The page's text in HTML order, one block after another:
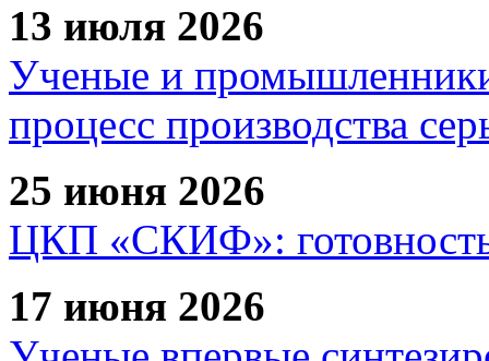
13 июля 2026
Ученые и
процесс производства
25 июня 2026
ЦКП «СКИФ»: готовность
17 июня 2026